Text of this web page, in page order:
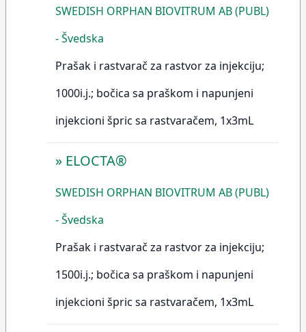
SWEDISH ORPHAN BIOVITRUM AB (PUBL)
- Švedska
Prašak i rastvarač za rastvor za injekciju;
1000i.j.; bočica sa praškom i napunjeni
injekcioni špric sa rastvaračem, 1x3mL
» ELOCTA®
SWEDISH ORPHAN BIOVITRUM AB (PUBL)
- Švedska
Prašak i rastvarač za rastvor za injekciju;
1500i.j.; bočica sa praškom i napunjeni
injekcioni špric sa rastvaračem, 1x3mL